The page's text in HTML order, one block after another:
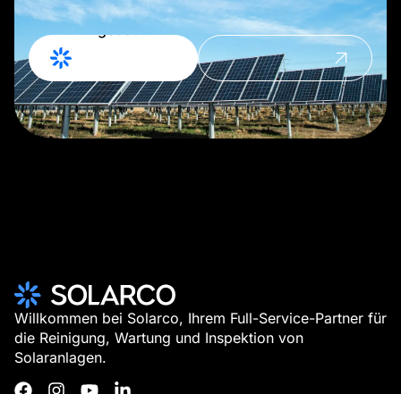
Angebot
anfordern
Kontakt
aufnehmen
Willkommen bei Solarco, Ihrem Full-Service-Partner für
die Reinigung, Wartung und Inspektion von
Solaranlagen.